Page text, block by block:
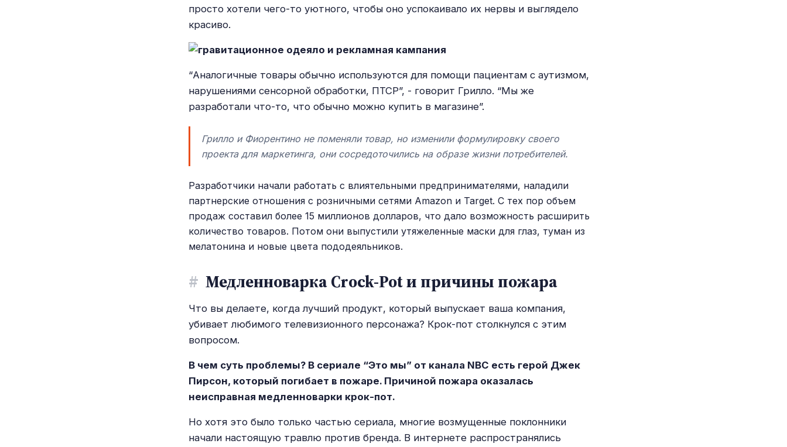
просто хотели чего-то уютного, чтобы оно успокаивало их нервы и выглядело
красиво.
“Аналогичные товары обычно используются для помощи пациентам с аутизмом,
нарушениями сенсорной обработки, ПТСР”, - говорит Грилло. “Мы же
разработали что-то, что обычно можно купить в магазине”.
Грилло и Фиорентино не поменяли товар, но изменили формулировку своего
проекта для маркетинга, они сосредоточились на образе жизни потребителей.
Разработчики начали работать с влиятельными предпринимателями, наладили
партнерские отношения с розничными сетями Amazon и Target. С тех пор объем
продаж составил более 15 миллионов долларов, что дало возможность расширить
количество товаров. Потом они выпустили утяжеленные маски для глаз, туман из
мелатонина и новые цвета пододеяльников.
# Медленноварка Crock-Pot и причины пожара
Что вы делаете, когда лучший продукт, который выпускает ваша компания,
убивает любимого телевизионного персонажа? Крок-пот столкнулся с этим
вопросом.
В чем суть проблемы? В сериале “Это мы” от канала NBC есть герой Джек
Пирсон, который погибает в пожаре. Причиной пожара оказалась
неисправная медленноварки крок-пот.
Но хотя это было только частью сериала, многие возмущенные поклонники
начали настоящую травлю против бренда. В интернете распространялись